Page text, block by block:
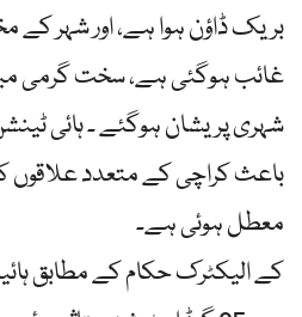
بریک ڈاؤن ہوا ہے، اور شہر
غائب ہوگئی ہے، سخت گرمی
شہری پریشان ہوگئے ۔ ہائی
باعث کراچی کے متعدد علاقوں
معطل ہوئی ہے۔
کے الیکٹرک حکام کے مطابق